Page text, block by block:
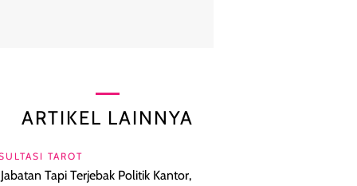
ARTIKEL LAINNYA
TAROT
Tapi Terjebak Politik Kantor,